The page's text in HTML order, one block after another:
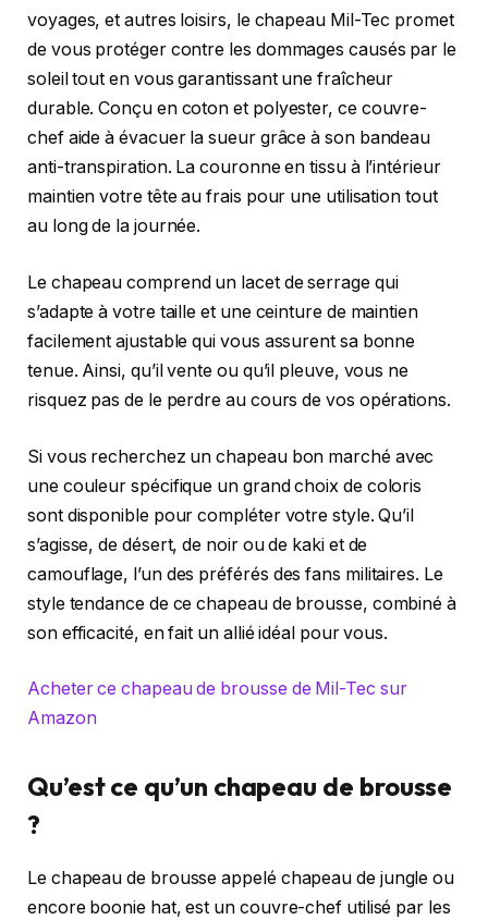
voyages, et autres loisirs, le chapeau Mil-Tec promet
de vous protéger contre les dommages causés par le
soleil tout en vous garantissant une fraîcheur
durable. Conçu en coton et polyester, ce couvre-
chef aide à évacuer la sueur grâce à son bandeau
anti-transpiration. La couronne en tissu à l’intérieur
maintien votre tête au frais pour une utilisation tout
au long de la journée.
Le chapeau comprend un lacet de serrage qui
s’adapte à votre taille et une ceinture de maintien
facilement ajustable qui vous assurent sa bonne
tenue. Ainsi, qu’il vente ou qu’il pleuve, vous ne
risquez pas de le perdre au cours de vos opérations.
Si vous recherchez un chapeau bon marché avec
une couleur spécifique un grand choix de coloris
sont disponible pour compléter votre style. Qu’il
s’agisse, de désert, de noir ou de kaki et de
camouflage, l’un des préférés des fans militaires. Le
style tendance de ce chapeau de brousse, combiné à
son efficacité, en fait un allié idéal pour vous.
Acheter ce chapeau de brousse de Mil-Tec sur
Amazon
Qu’est ce qu’un chapeau de brousse
?
Le chapeau de brousse appelé chapeau de jungle ou
encore boonie hat, est un couvre-chef utilisé par les